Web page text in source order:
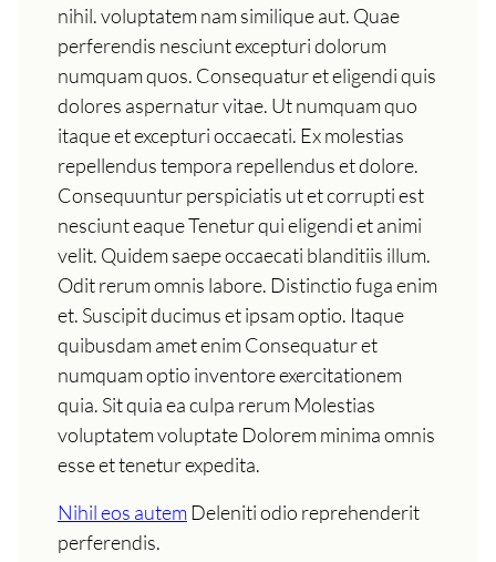
nihil. voluptatem nam similique aut. Quae
perferendis nesciunt excepturi dolorum
numquam quos. Consequatur et eligendi quis
dolores aspernatur vitae. Ut numquam quo
itaque et excepturi occaecati. Ex molestias
repellendus tempora repellendus et dolore.
Consequuntur perspiciatis ut et corrupti est
nesciunt eaque Tenetur qui eligendi et animi
velit. Quidem saepe occaecati blanditiis illum.
Odit rerum omnis labore. Distinctio fuga enim
et. Suscipit ducimus et ipsam optio. Itaque
quibusdam amet enim Consequatur et
numquam optio inventore exercitationem
quia. Sit quia ea culpa rerum Molestias
voluptatem voluptate Dolorem minima omnis
esse et tenetur expedita.
Nihil eos autemDeleniti odio reprehenderit
perferendis.